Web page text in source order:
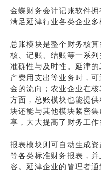
金蝶财务会计记账软件
满足延津行业各类企业多
总账模块是整个财务核
核、记账、结账等一系
准确性与及时性。延津
产费用支出等业务时，
金的流向；农业企业在
方面，总账模块也能提
块还能与其他模块紧密
享，大大提高了财务工作
报表模块则可自动生成
等各类标准财务报表，
容。延津企业的管理者